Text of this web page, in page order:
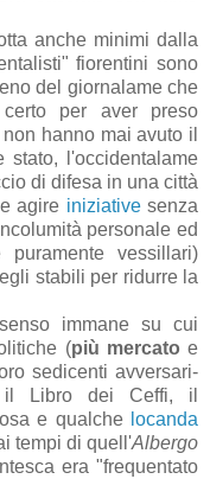
anche minimi dalla
fiorentini sono
del giornalame che
per aver preso
hanno mai avuto il
stato, l'occidentalame
di difesa in una città
agire iniziativesenza
personale ed
vessillari)
stabili per ridurre la
immane su cui
(più mercato e
sedicenti avversari-
il Libro dei Ceffi, il
e qualche locanda
tempi di quell'Albergo
era "frequentato